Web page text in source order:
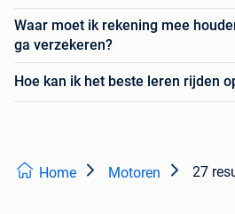
Waar moet ik rekening mee
ga verzekeren?
Hoe kan ik het beste leren rijden
Home Motoren 27